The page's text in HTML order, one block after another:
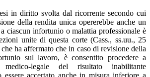
in diritto svolta dal ricorrente secondo cui
della rendita unica opererebbe anche un
ciascun infortunio o malattia professionale è
unite di questa corte (Cass., ss.uu., 25
ha affermato che in caso di revisione della
sul lavoro, è consentito procedere a
medico-legale del risultato inabilitante
essere accertato anche in misura inferiore a